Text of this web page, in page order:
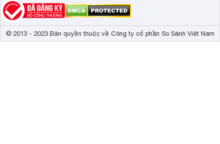
© 2013 - 2023 Bản quyền thuộc về Công ty cổ phần So Sánh Việt Nam